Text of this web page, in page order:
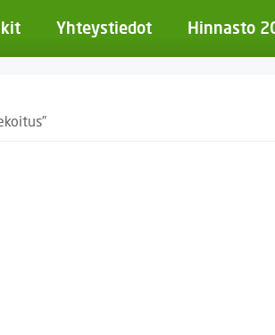
Yhteystiedot Hinnasto